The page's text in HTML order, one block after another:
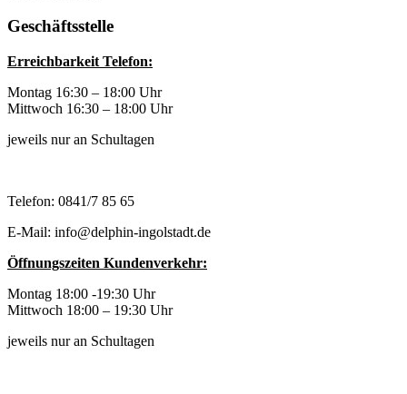
Geschäftsstelle
Erreichbarkeit Telefon:
Montag 16:30 – 18:00 Uhr
Mittwoch 16:30 – 18:00 Uhr
jeweils nur an Schultagen
Telefon: 0841/7 85 65
E-Mail: info@delphin-ingolstadt.de
Öffnungszeiten Kundenverkehr:
Montag 18:00 -19:30 Uhr
Mittwoch 18:00 – 19:30 Uhr
jeweils nur an Schultagen